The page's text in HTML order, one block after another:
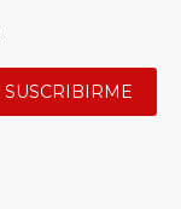
SUSCRIBIRME